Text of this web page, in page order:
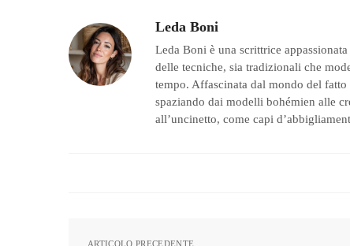
Leda Boni
Leda Boni è una scrittrice
delle tecniche, sia tradizionali che
tempo. Affascinata dal mondo del
spaziando dai modelli bohémien alle
all’uncinetto, come capi
ARTICOLO PRECEDENTE